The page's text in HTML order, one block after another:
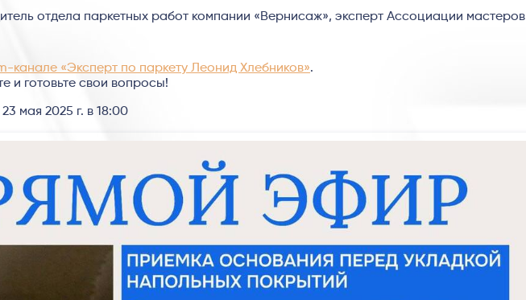
отдела паркетных работ компании «Вернисаж», эксперт Ассоциации мастеров
канале «Эксперт по паркету Леонид Хлебников».
и готовьте свои вопросы!
23 мая 2025 г. в 18:00